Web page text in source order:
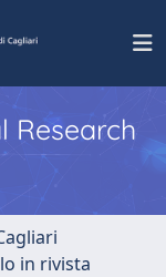
Research
in rivista